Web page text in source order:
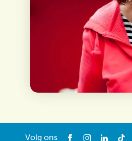
Volg ons